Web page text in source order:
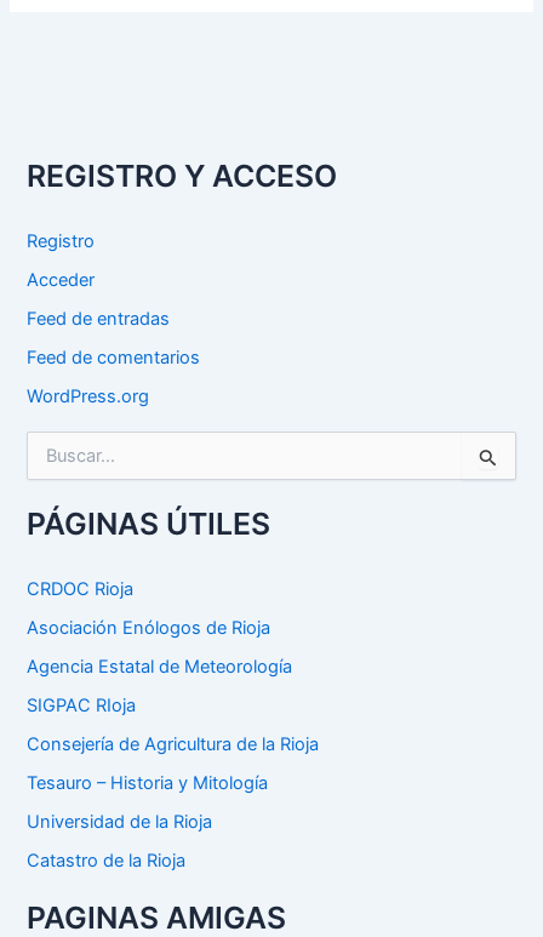
REGISTRO Y ACCESO
Registro
Acceder
Feed de entradas
Feed de comentarios
WordPress.org
c
a
p
r
:
PÁGINAS ÚTILES
CRDOC Rioja
Asociación Enólogos de Rioja
Agencia Estatal de Meteorología
SIGPAC RIoja
Consejería de Agricultura de la Rioja
Tesauro – Historia y Mitología
Universidad de la Rioja
Catastro de la Rioja
PAGINAS AMIGAS